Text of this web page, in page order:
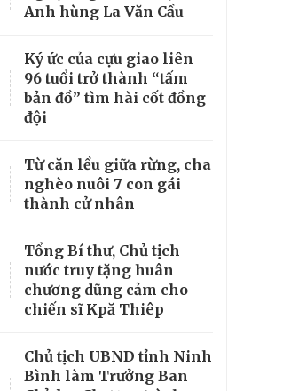
Anh hùng La Văn Cầu
Ký ức của cựu giao liên
96 tuổi trở thành “tấm
bản đồ” tìm hài cốt đồng
đội
Từ căn lều giữa rừng, cha
nghèo nuôi 7 con gái
thành cử nhân
Tổng Bí thư, Chủ tịch
nước truy tặng huân
chương dũng cảm cho
chiến sĩ Kpă Thiêp
Chủ tịch UBND tỉnh Ninh
Bình làm Trưởng Ban